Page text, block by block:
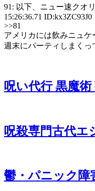
91: 以下、ニュー速クオ
15:26:36.71 ID:kx3ZC93J0
>>81
アメリカには飲みニュ
週末にパーティしまくっ
呪い代行 黒魔術
呪殺専門古代エ
鬱・パニック障